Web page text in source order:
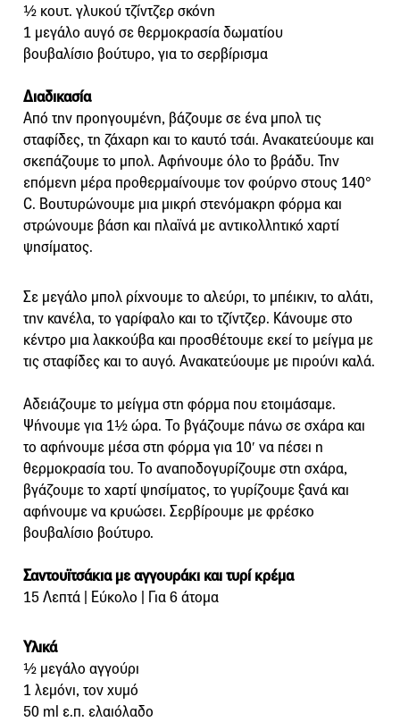
½ κουτ. γλυκού τζίντζερ σκόνη
1 μεγάλο αυγό σε θερμοκρασία δωματίου
βουβαλίσιο βούτυρο, για το σερβίρισμα
Διαδικασία
Από την προηγουμένη, βάζουμε σε ένα μπολ τις
σταφίδες, τη ζάχαρη και το καυτό τσάι. Ανακατεύουμε και
σκεπάζουμε το μπολ. Αφήνουμε όλο το βράδυ. Την
επόμενη μέρα προθερμαίνουμε τον φούρνο στους 140°
C. Βουτυρώνουμε μια μικρή στενόμακρη φόρμα και
στρώνουμε βάση και πλαϊνά με αντικολλητικό χαρτί
ψησίματος.
Σε μεγάλο μπολ ρίχνουμε το αλεύρι, το μπέικιν, το αλάτι,
την κανέλα, το γαρίφαλο και το τζίντζερ. Κάνουμε στο
κέντρο μια λακκούβα και προσθέτουμε εκεί το μείγμα με
τις σταφίδες και το αυγό. Ανακατεύουμε με πιρούνι καλά.
Αδειάζουμε το μείγμα στη φόρμα που ετοιμάσαμε.
Ψήνουμε για 1½ ώρα. Το βγάζουμε πάνω σε σχάρα και
το αφήνουμε μέσα στη φόρμα για 10′ να πέσει η
θερμοκρασία του. Το αναποδογυρίζουμε στη σχάρα,
βγάζουμε το χαρτί ψησίματος, το γυρίζουμε ξανά και
αφήνουμε να κρυώσει. Σερβίρουμε με φρέσκο
βουβαλίσιο βούτυρο.
Σαντουϊτσάκια με αγγουράκι και τυρί κρέμα
15 Λεπτά | Εύκολο | Για 6 άτομα
Υλικά
½ μεγάλο αγγούρι
1 λεμόνι, τον χυμό
50 ml ε.π. ελαιόλαδο